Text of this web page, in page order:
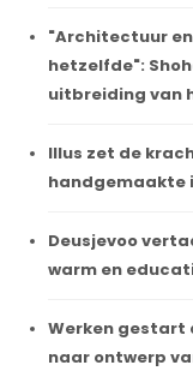
"Architectuur
hetzelfde":
uitbreiding van
Illus zet de
handgemaakte
Deusjevoo
warm en
Werken gestart
naar ontwerp